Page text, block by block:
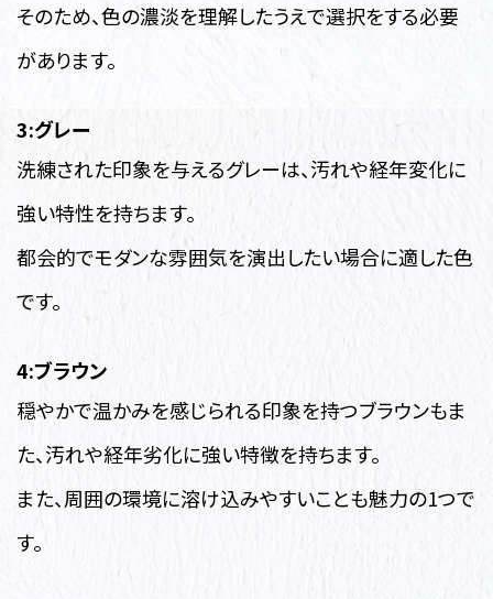
そのため、色の濃淡を理解したうえで選択をする必要
があります。
3:グレー
洗練された印象を与えるグレーは、汚れや経年変化に
強い特性を持ちます。
都会的でモダンな雰囲気を演出したい場合に適した色
です。
4:ブラウン
穏やかで温かみを感じられる印象を持つブラウンもま
た、汚れや経年劣化に強い特徴を持ちます。
また、周囲の環境に溶け込みやすいことも魅力の1つで
す。